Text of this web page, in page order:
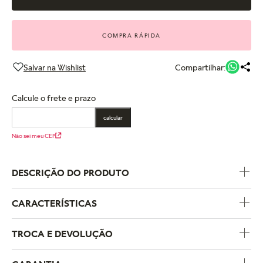
COMPRA RÁPIDA
Compartilhar:
Calcule o frete e prazo
calcular
Não sei meu CEP
DESCRIÇÃO DO PRODUTO
CARACTERÍSTICAS
Coleção
Pandora Timeless
TROCA E DEVOLUÇÃO